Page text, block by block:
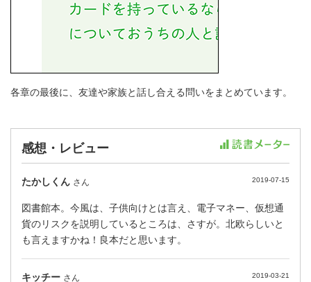
各章の最後に、友達や家族と話し合える問いをまとめています。
感想・レビュー
たかしくん さん 2019-07-15
図書館本。今風は、子供向けとは言え、電子マネー、仮想通
貨のリスクを説明しているところは、さすが。北欧らしいと
も言えますかね！良本だと思います。
キッチー さん 2019-03-21